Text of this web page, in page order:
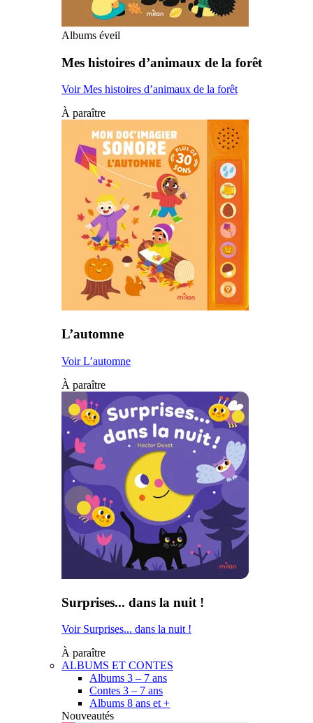
Albums éveil
Mes histoires d’animaux de la forêt
Voir Mes histoires d’animaux de la forêt
À paraître
L’automne
Voir L’automne
À paraître
Surprises... dans la nuit !
Voir Surprises... dans la nuit !
À paraître
ALBUMS ET CONTES
Albums 3 – 7 ans
Contes 3 – 7 ans
Albums 8 ans et +
Nouveautés